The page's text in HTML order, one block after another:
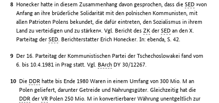
Honecker hatte in diesem Zusammenhang davon gesprochen, dass dieSED »von
Anfang an ihre brüderliche Solidarität mit den polnischen Kommunisten, mit
allen Patrioten Polens bekundet, die dafür eintreten, den Sozialismus in ihrem
Land zu verteidigen und zu stärken«. Vgl. Bericht desZK derSED an den X.
Parteitag derSED. Berichterstatter Erich Honecker. In: ebenda, S. 42.
Der 16. Parteitag der Kommunistischen Partei der Tschechoslowakei fand vom
6. bis 10.4.1981 in Prag statt. Vgl. BArch DY 30/12267.
Die DDR hatte bis Ende 1980 Waren in einem Umfang von 300 Mio. M an
Polen geliefert, darunter Getreide und Nahrungsgüter. Gleichzeitig hat die
DDR derVR Polen 250 Mio. M in konvertierbarer Währung unentgeltlich zur